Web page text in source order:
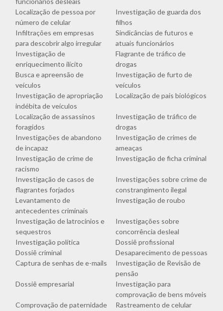
Localização de pessoa por
número de celular
Investigação de guarda dos
filhos
Infiltrações em empresas
para descobrir algo irregular
Sindicâncias de futuros e
atuais funcionários
Investigação de
enriquecimento ilícito
Flagrante de tráfico de
drogas
Busca e apreensão de
veículos
Investigação de furto de
veículos
Investigação de apropriação
indébita de veículos
Localização de pais biológicos
Localização de assassinos
foragidos
Investigação de tráfico de
drogas
Investigações de abandono
de incapaz
Investigação de crimes de
ameaças
Investigação de crime de
racismo
Investigação de ficha criminal
Investigação de casos de
flagrantes forjados
Investigações sobre crime de
constrangimento ilegal
Levantamento de
antecedentes criminais
Investigação de roubo
Investigação de latrocínios e
sequestros
Investigações sobre
concorrência desleal
Investigação política
Dossiê profissional
Dossiê criminal
Desaparecimento de pessoas
Captura de senhas de e-mails
Investigação de Revisão de
pensão
Dossiê empresarial
Investigação para
comprovação de bens móveis
Comprovação de paternidade
Rastreamento de celular